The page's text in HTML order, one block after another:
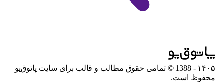
۱۴۰۵
- 1388 © تمامی حقوق مطالب و قالب برای سایت پاتوق‌یو
محفوظ است.